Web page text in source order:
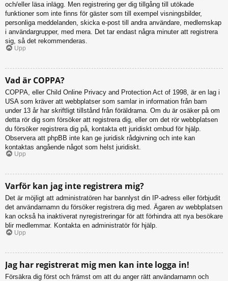
och/eller läsa inlägg. Men registrering ger dig tillgång till utökade
funktioner som inte finns för gäster som till exempel visningsbilder,
personliga meddelanden, skicka e-post till andra användare, medlemskap
i användargrupper, med mera. Det tar endast några minuter att registrera
sig, så det rekommenderas.
Upp
Vad är COPPA?
COPPA, eller Child Online Privacy and Protection Act of 1998, är en lag i
USA som kräver att webbplatser som samlar in information från barn
under 13 år har skriftligt tillstånd från föräldrarna. Om du är osäker på om
detta rör dig som försöker att registrera dig, eller om det rör webbplatsen
du försöker registrera dig på, kontakta ett juridiskt ombud för hjälp.
Observera att phpBB inte kan ge juridisk rådgivning och inte kan
kontaktas angående något som helst juridiskt.
Upp
Varför kan jag inte registrera mig?
Det är möjligt att administratören har bannlyst din IP-adress eller förbjudit
det användarnamn du försöker registrera dig med. Ägaren av webbplatsen
kan också ha inaktiverat nyregistreringar för att förhindra att nya besökare
blir medlemmar. Kontakta en administratör för hjälp.
Upp
Jag har registrerat mig men kan inte logga in!
Försäkra dig först och främst om att du anger rätt användarnamn och